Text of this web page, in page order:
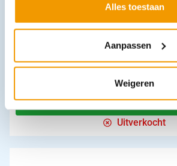
Alles toestaan
Aanpassen
Weigeren
Rolstoel Excel G-lite Pro
€
Opties bekijken
Uitverkocht